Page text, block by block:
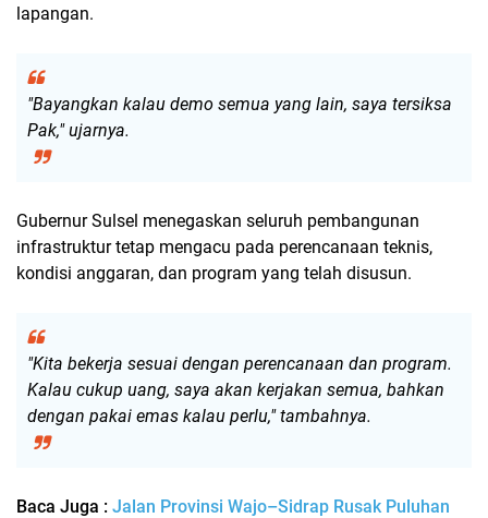
lapangan.
"Bayangkan kalau demo semua yang lain, saya tersiksa
Pak,"ujarnya.
Gubernur Sulsel menegaskan seluruh pembangunan
infrastruktur tetap mengacu pada perencanaan teknis,
kondisi anggaran, dan program yang telah disusun.
"Kita bekerja sesuai dengan perencanaan dan program.
Kalau cukup uang, saya akan kerjakan semua, bahkan
dengan pakai emas kalau perlu,"tambahnya.
Baca Juga : Jalan Provinsi Wajo–Sidrap Rusak Puluhan